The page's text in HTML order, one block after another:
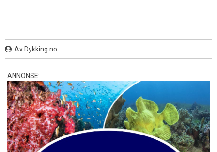
Av Dykking.no
ANNONSE: